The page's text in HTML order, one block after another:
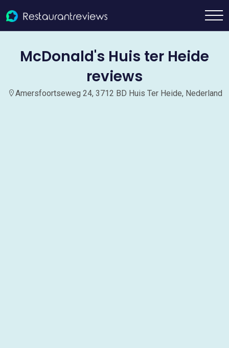
McDonald's Huis ter Heide
reviews
Amersfoortseweg 24, 3712 BD Huis Ter Heide, Nederland